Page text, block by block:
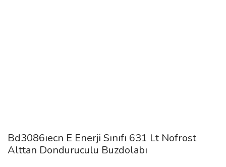
Bd3086ıecn E Enerji Sınıfı 631 Lt Nofrost
Alttan Donduruculu Buzdolabı